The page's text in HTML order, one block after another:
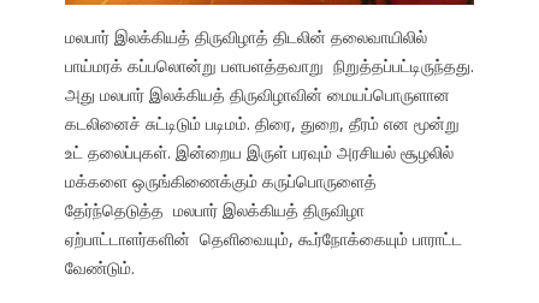
மலபார் இலக்கியத் திருவிழாத் திடலின் தலைவாயிலில்
பாய்மரக் கப்பலொன்று பளபளத்தவாறு நிறுத்தப்பட்டிருந்தது.
அது மலபார் இலக்கியத் திருவிழாவின் மையப்பொருளான
கடலினைச் சுட்டிடும் படிமம். திரை, துறை, தீரம் என மூன்று
உட் தலைப்புகள். இன்றைய இருள் பரவும் அரசியல் சூழலில்
மக்களை ஒருங்கிணைக்கும் கருப்பொருளைத்
தேர்ந்தெடுத்த மலபார் இலக்கியத் திருவிழா
ஏற்பாட்டாளர்களின் தெளிவையும், கூர்நோக்கையும் பாராட்ட
வேண்டும்.